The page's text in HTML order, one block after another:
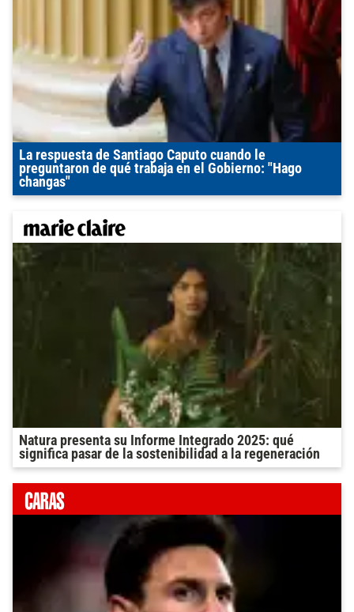
La respuesta de Santiago Caputo cuando le
preguntaron de qué trabaja en el Gobierno: "Hago
changas"
Natura presenta su Informe Integrado 2025: qué
significa pasar de la sostenibilidad a la regeneración